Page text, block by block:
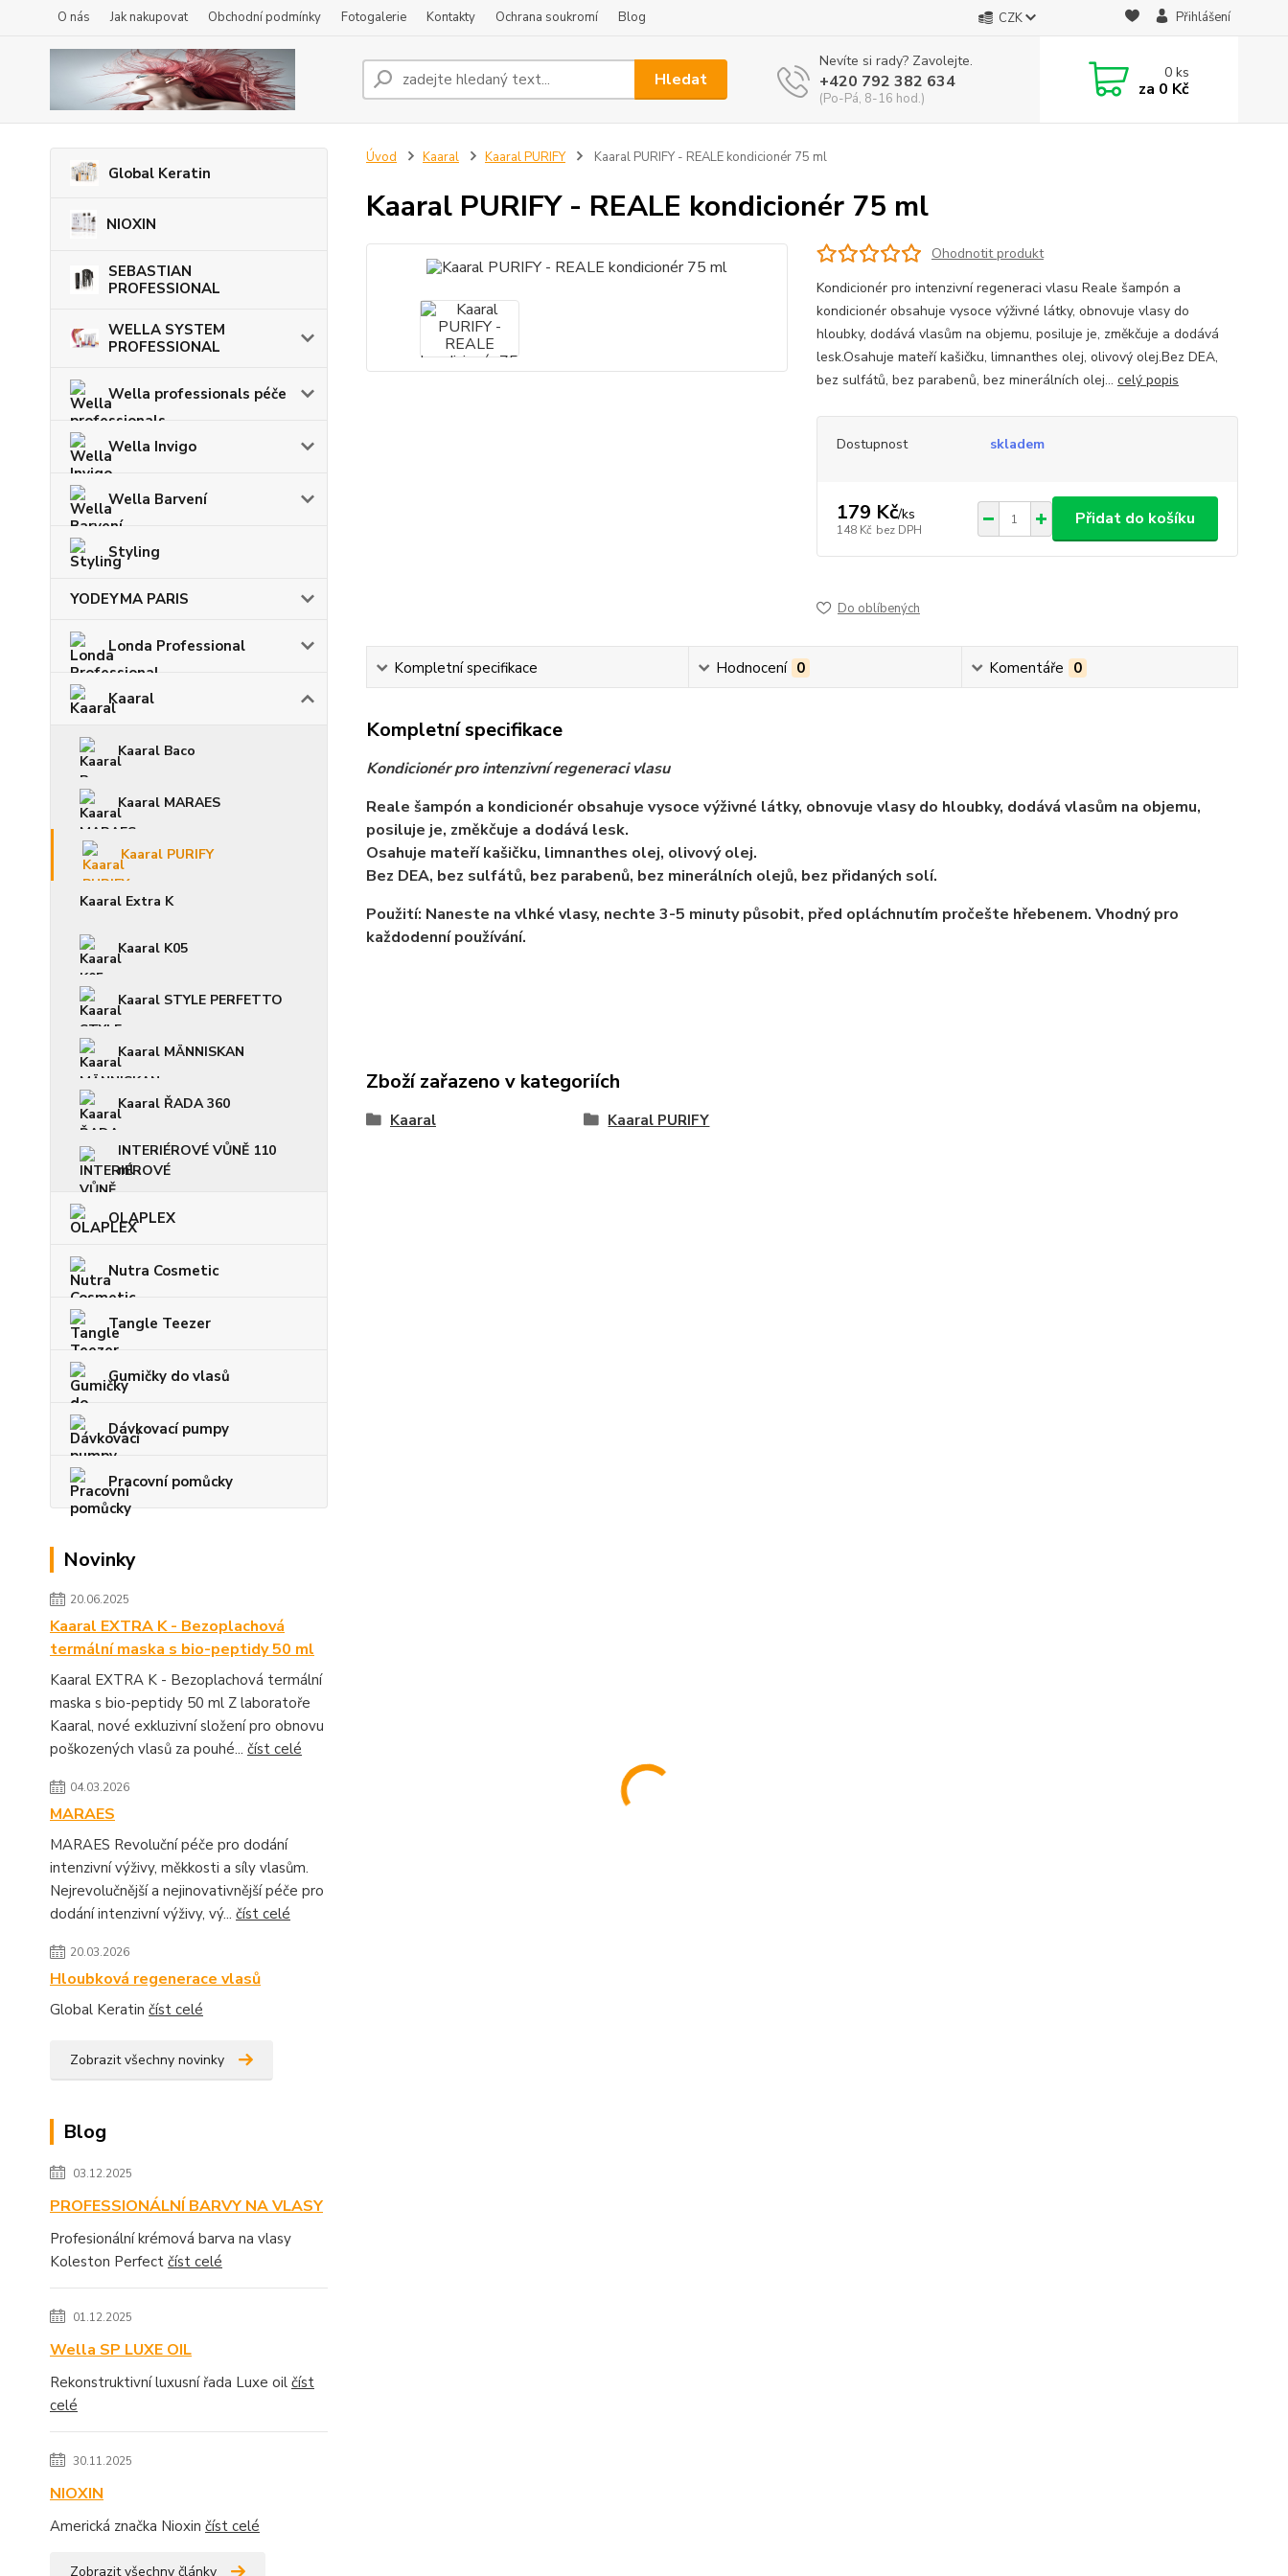
O nás Jak nakupovat Obchodní podmínky Fotogalerie Kontakty Ochrana soukromí Blog CZK Přihlášení
Hledat
Nevíte si rady? Zavolejte.
+420 792 382 634
(Po-Pá, 8-16 hod.)
0ks
za 0 Kč
Global Keratin
NIOXIN
SEBASTIAN
PROFESSIONAL
WELLA SYSTEM
PROFESSIONAL
Wella professionals péče
Wella Invigo
Wella Barvení
Styling
YODEYMA PARIS
Londa Professional
Kaaral
Kaaral Baco
Kaaral MARAES
Kaaral PURIFY
Kaaral Extra K
Kaaral K05
Kaaral STYLE PERFETTO
Kaaral MÄNNISKAN
Kaaral ŘADA 360
INTERIÉROVÉ VŮNĚ 110
ml
OLAPLEX
Nutra Cosmetic
Tangle Teezer
Gumičky do vlasů
Dávkovací pumpy
Pracovní pomůcky
Novinky
20.06.2025
Kaaral EXTRA K - Bezoplachová
termální maska s bio-peptidy 50 ml
Kaaral EXTRA K - Bezoplachová termální
maska s bio-peptidy 50 ml Z laboratoře
Kaaral, nové exkluzivní složení pro obnovu
poškozených vlasů za pouhé... číst celé
04.03.2026
MARAES
MARAES Revoluční péče pro dodání
intenzivní výživy, měkkosti a síly vlasům.
Nejrevolučnější a nejinovativnější péče pro
dodání intenzivní výživy, vý... číst celé
20.03.2026
Hloubková regenerace vlasů
Global Keratin číst celé
Zobrazit všechny novinky
Blog
03.12.2025
PROFESSIONÁLNÍ BARVY NA VLASY
Profesionální krémová barva na vlasy
Koleston Perfect číst celé
01.12.2025
Wella SP LUXE OIL
Rekonstruktivní luxusní řada Luxe oil číst
celé
30.11.2025
NIOXIN
Americká značka Nioxin číst celé
Zobrazit všechny články
Úvod Kaaral Kaaral PURIFY Kaaral PURIFY - REALE kondicionér 75 ml
Kaaral PURIFY - REALE kondicionér 75 ml
Ohodnotit produkt
Kondicionér pro intenzivní regeneraci vlasu Reale šampón a
kondicionér obsahuje vysoce výživné látky, obnovuje vlasy do
hloubky, dodává vlasům na objemu, posiluje je, změkčuje a dodává
lesk.Osahuje mateří kašičku, limnanthes olej, olivový olej.Bez DEA,
bez sulfátů, bez parabenů, bez minerálních olej... celý popis
Dostupnost skladem
179 Kč/ks
148 Kč bez DPH
Přidat do košíku
Do oblíbených
Kompletní specifikace Hodnocení 0 Komentáře 0
Kompletní specifikace
Kondicionér pro intenzivní regeneraci vlasu
Reale šampón a kondicionér obsahuje vysoce výživné látky, obnovuje vlasy do hloubky, dodává vlasům na objemu,
posiluje je, změkčuje a dodává lesk.
Osahuje mateří kašičku, limnanthes olej, olivový olej.
Bez DEA, bez sulfátů, bez parabenů, bez minerálních olejů, bez přidaných solí.
Použití: Naneste na vlhké vlasy, nechte 3-5 minuty působit, před opláchnutím pročešte hřebenem. Vhodný pro
každodenní používání.
Zboží zařazeno v kategoriích
Kaaral Kaaral PURIFY